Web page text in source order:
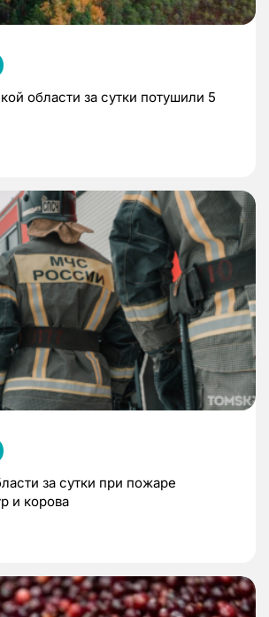
области за сутки потушили 5
за сутки при пожаре
и корова